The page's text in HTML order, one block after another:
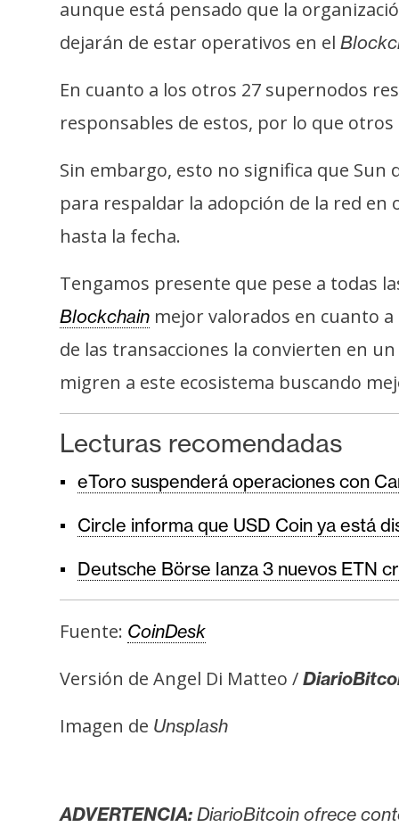
l
i
i
a
aunque está pensado que la
dejarán de estar operativos en el
En cuanto a los otros 27 supernodos
responsables de estos, por lo que
Sin embargo, esto no significa que Sun
para respaldar la adopción de la red
hasta la fecha.
Tengamos presente que pese a todas
Blockchain mejor valorados en cuanto
de las transacciones la convierten en
migren a este ecosistema buscando
Lecturas recomendadas
eToro suspenderá operaciones con
Circle informa que USD Coin ya está
Deutsche Börse lanza 3 nuevos ETN
Fuente: CoinDesk
Versión de Angel Di Matteo /
Imagen de Unsplash
ADVERTENCIA: DiarioBitcoin ofrece